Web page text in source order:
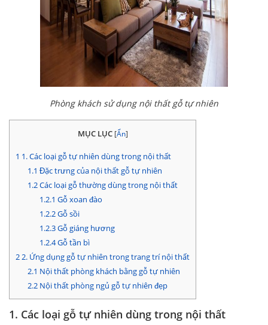
Phòng khách sử dụng nội thất gỗ tự nhiên
MỤC LỤC [Ẩn]
1 1. Các loại gỗ tự nhiên dùng trong nội thất
1.1 Đặc trưng của nội thất gỗ tự nhiên
1.2Các loại gỗ thường dùng trong nội thất
1.2.1 Gỗ xoan đào
1.2.2Gỗ sồi
1.2.3Gỗ giáng hương
1.2.4Gỗ tần bì
22. Ứng dụng gỗ tự nhiên trong trang trí nội thất
2.1 Nội thất phòng khách bằng gỗ tự nhiên
2.2Nội thất phòng ngủ gỗ tự nhiên đẹp
1. Các loại gỗ tự nhiên dùng trong nội thất